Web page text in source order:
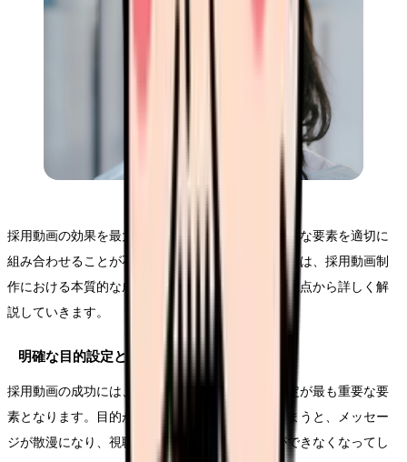
採用動画の効果を最大化するためには、複数の重要な要素を適切に
組み合わせることが不可欠です。このセクションでは、採用動画制
作における本質的な成功要因について、実践的な視点から詳しく解
説していきます。
明確な目的設定と訴求ポイントの確立
採用動画の成功には、制作開始前の明確な目的設定が最も重要な要
素となります。目的が曖昧なまま制作を始めてしまうと、メッセー
ジが散漫になり、視聴者に対して効果的な訴求ができなくなってし